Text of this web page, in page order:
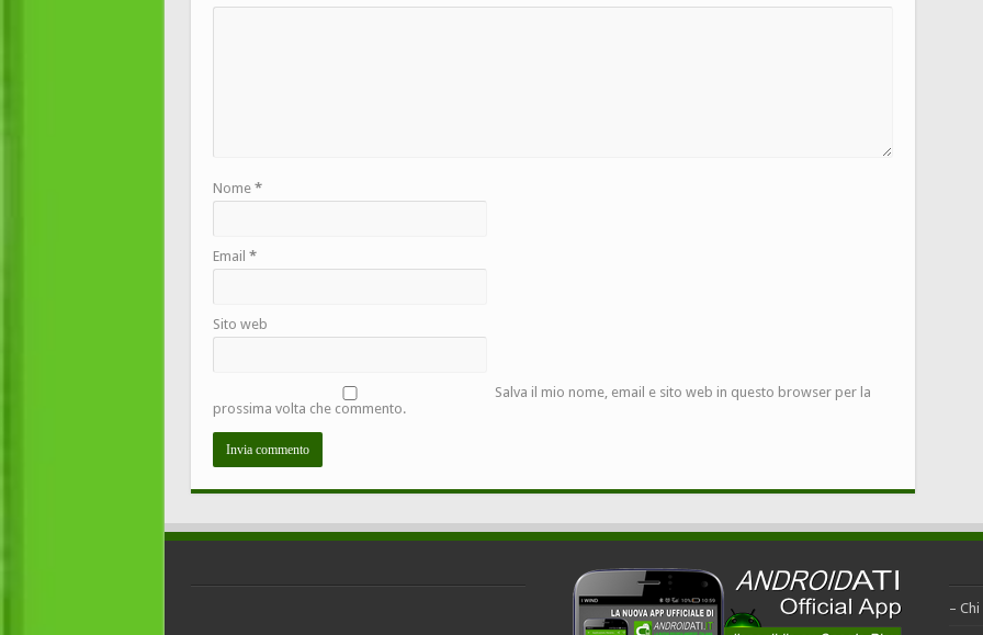
Nome *
Email *
Sito web
Salva il mio nome, email e sito web in questo browser per la
prossima volta che commento.
–